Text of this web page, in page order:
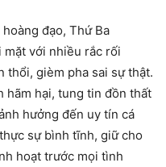
đạo, Thứ Ba
mặt với nhiều rắc rối
thổi, gièm pha sai sự thật.
hãm hại, tung tin đồn thất
hưởng đến uy tín cá
sự bình tĩnh, giữ cho
hoạt trước mọi tình